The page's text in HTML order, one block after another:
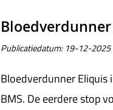
Publicatiedatum: 19-12-2025
Bloedverdunner
BMS. De eerdere stop